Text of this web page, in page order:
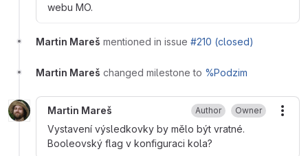
webu MO.
Martin Mareš mentioned in issue #210 (closed)
Martin Mareš changed milestone to %Podzim
Martin Mareš Author Owner
Vystavení výsledkovky by mělo být vratné.
Booleovský flag v konfiguraci kola?